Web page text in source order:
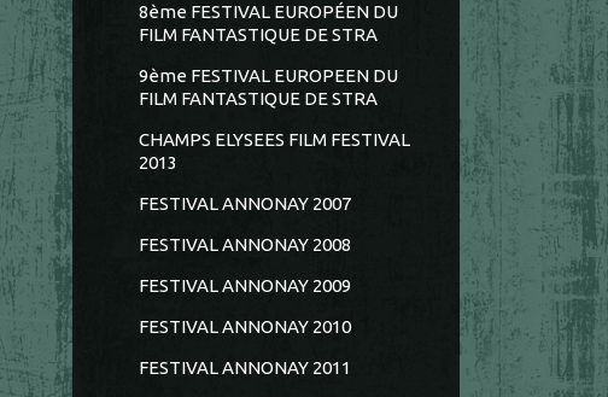
8ème FESTIVAL EUROPÉEN DU
FILM FANTASTIQUE DE STRA
9ème FESTIVAL EUROPEEN DU
FILM FANTASTIQUE DE STRA
CHAMPS ELYSEES FILM FESTIVAL
2013
FESTIVAL ANNONAY 2007
FESTIVAL ANNONAY 2008
FESTIVAL ANNONAY 2009
FESTIVAL ANNONAY 2010
FESTIVAL ANNONAY 2011